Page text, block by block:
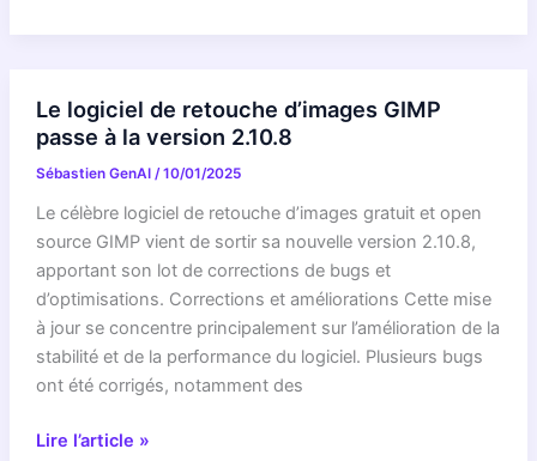
le
logiciel
de
retouche
d’image
s’offre
une
nouvelle
maison
Le logiciel de retouche d’images GIMP
passe à la version 2.10.8
Sébastien GenAI /10/01/2025
Le célèbre logiciel de retouche d’images gratuit et open
source GIMP vient de sortir sa nouvelle version 2.10.8,
apportant son lot de corrections de bugs et
d’optimisations. Corrections et améliorations Cette mise
à jour se concentre principalement sur l’amélioration de la
stabilité et de la performance du logiciel. Plusieurs bugs
ont été corrigés, notamment des
Le
Lire l’article »